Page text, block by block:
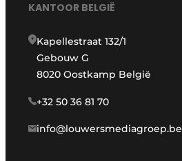
KANTOOR BELGIË
Kapellestraat 132/1
Gebouw G
8020 Oostkamp België
+32 50 36 81 70
info@louwersmediagroep.be